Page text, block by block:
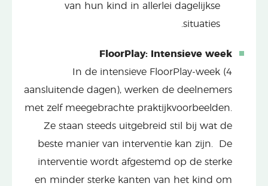
van hun kind in allerlei dagelijkse
situaties.
FloorPlay: Intensieve week
In de intensieve FloorPlay-week (4
aansluitende dagen), werken de deelnemers
met zelf meegebrachte praktijkvoorbeelden.
Ze staan steeds uitgebreid stil bij wat de
beste manier van interventie kan zijn. De
interventie wordt afgestemd op de sterke
en minder sterke kanten van het kind om